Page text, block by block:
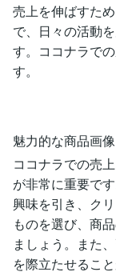
売上を伸ばすた
で、日々の活動
す。ココナラで
す。
魅力的な商品画
ココナラでの売
が非常に重要で
興味を引き、ク
ものを選び、商
ましょう。また
を際立たせること